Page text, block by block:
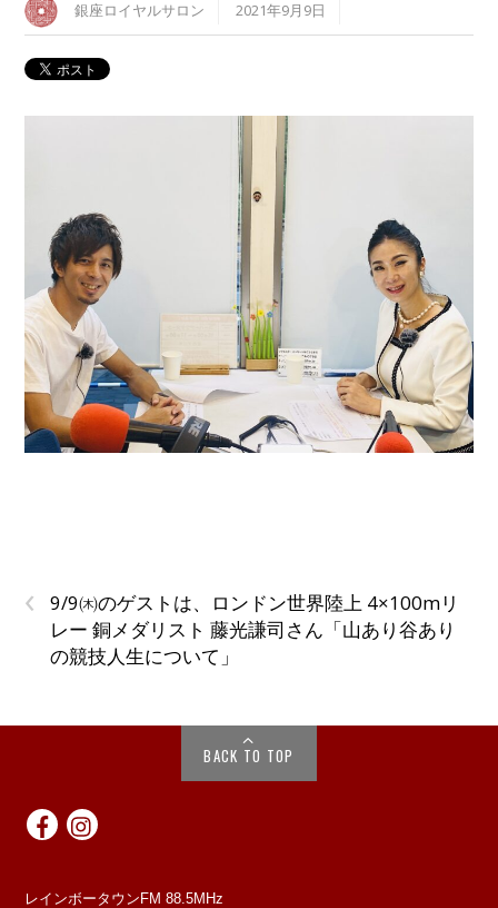
銀座ロイヤルサロン 2021年9月9日
‹
9/9㈭のゲストは、ロンドン世界陸上 4×100mリ
レー 銅メダリスト 藤光謙司さん「山あり谷あり
の競技人生について」
BACK TO TOP
レインボータウンFM 88.5MHz